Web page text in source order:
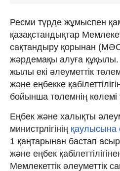
Ресми түрде жұмыспен
қазақстандықтар
сақтандыру қорынан
жәрдемақы алуға
жылы екі әлеуметтік
және еңбекке
бойынша төлемнің
Еңбек және халықты
министрлігінің қаулысына
1 қаңтарынан бастап
және еңбек
Мемлекеттік әлеуметтік